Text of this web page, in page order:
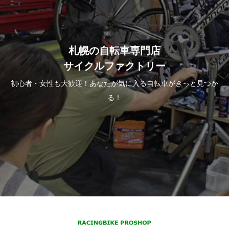
札幌の自転車専門店
サイクルファクトリー
初心者・女性も大歓迎！あなたが気に入る自転車がきっと見つか
る！